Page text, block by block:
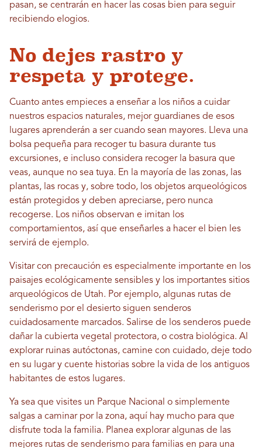
pasan, se centrarán en hacer las cosas bien para seguir
recibiendo elogios.
No dejes rastro y
respeta y protege.
Cuanto antes empieces a enseñar a los niños a cuidar
nuestros espacios naturales, mejor guardianes de esos
lugares aprenderán a ser cuando sean mayores. Lleva una
bolsa pequeña para recoger tu basura durante tus
excursiones, e incluso considera recoger la basura que
veas, aunque no sea tuya. En la mayoría de las zonas, las
plantas, las rocas y, sobre todo, los objetos arqueológicos
están protegidos y deben apreciarse, pero nunca
recogerse. Los niños observan e imitan los
comportamientos, así que enseñarles a hacer el bien les
servirá de ejemplo.
Visitar con precaución es especialmente importante en los
paisajes ecológicamente sensibles y los importantes sitios
arqueológicos de Utah. Por ejemplo, algunas rutas de
senderismo por el desierto siguen senderos
cuidadosamente marcados. Salirse de los senderos puede
dañar la cubierta vegetal protectora, o costra biológica. Al
explorar ruinas autóctonas, camine con cuidado, deje todo
en su lugar y cuente historias sobre la vida de los antiguos
habitantes de estos lugares.
Ya sea que visites un Parque Nacional o simplemente
salgas a caminar por la zona, aquí hay mucho para que
disfrute toda la familia. Planea explorar algunas de las
mejores rutas de senderismo para familias en para una